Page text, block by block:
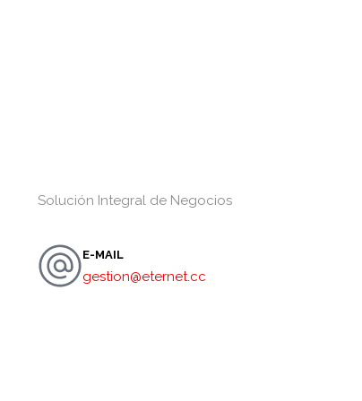
Solución Integral de Negocios
E-MAIL
gestion@eternet.cc